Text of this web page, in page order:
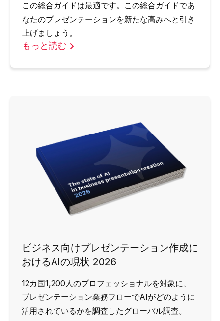
この総合ガイドは最適です。この総合ガイドであ
なたのプレゼンテーションを新たな高みへと引き
上げましょう。
もっと読む
ビジネス向けプレゼンテーション作成に
おけるAIの現状 2026
12カ国1,200人のプロフェッショナルを対象に、
プレゼンテーション業務フローでAIがどのように
活用されているかを調査したグローバル調査。